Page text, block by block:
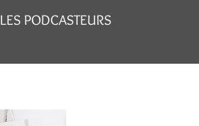
LES PODCASTEURS